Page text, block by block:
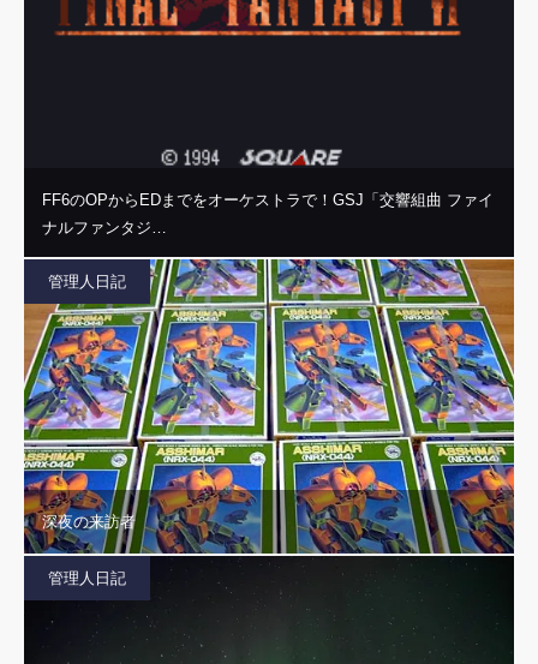
FF6のOPからEDまでをオーケストラで！GSJ「交響組曲 ファイ
ナルファンタジ…
管理人日記
深夜の来訪者
管理人日記